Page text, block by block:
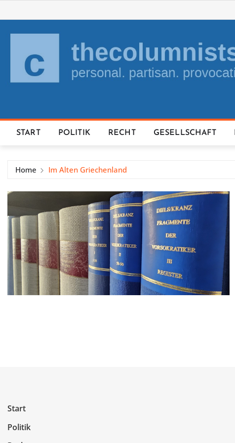
to
content
START POLITIK RECHT GESELLSCHAFT
Home Im Alten Griechenland
Start
Politik